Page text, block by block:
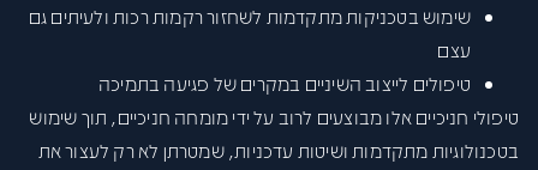
שימוש בטכניקות מתקדמות לשחזור רקמות רכות ולעיתים גם
עצם
טיפולים לייצוב השיניים במקרים של פגיעה בתמיכה
טיפולי חניכיים אלו מבוצעים לרוב על ידי מומחה חניכיים, תוך שימוש
בטכנולוגיות מתקדמות ושיטות עדכניות, שמטרתן לא רק לעצור את